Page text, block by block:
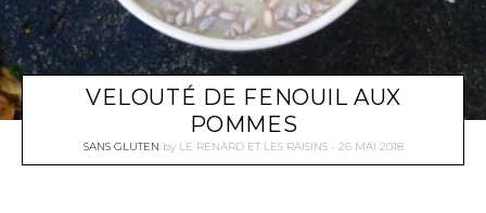
VELOUTÉ DE FENOUIL AUX
POMMES
SANS GLUTEN by LE RENARD ET LES RAISINS 26 MAI 2018